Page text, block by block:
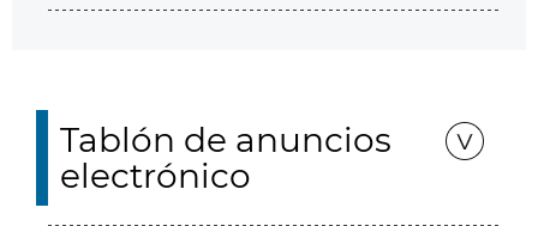
Tablón de anuncios
electrónico